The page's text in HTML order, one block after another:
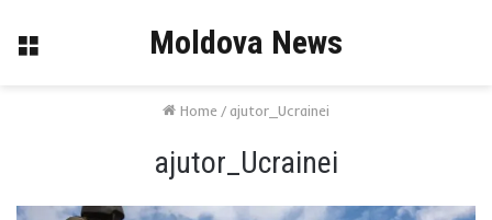
Menu Moldova News
Home /ajutor_Ucrainei
ajutor_Ucrainei